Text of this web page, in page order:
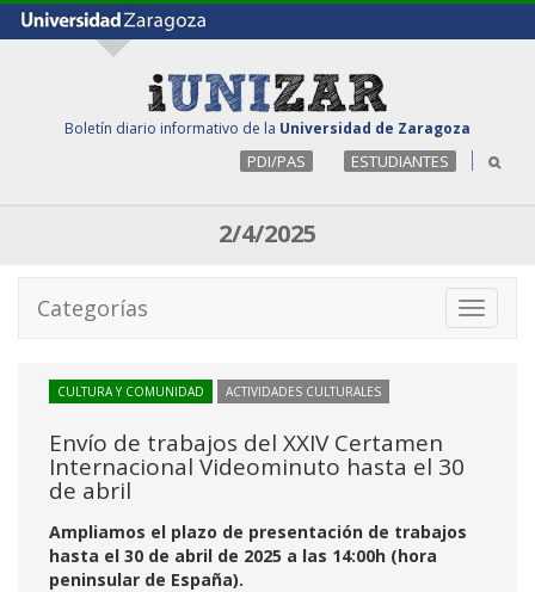
Boletín diario informativo de la Universidad de Zaragoza
PDI/PAS ESTUDIANTES
2/4/2025
Toggle
Categorías
CULTURA Y COMUNIDAD ACTIVIDADES CULTURALES
Envío de trabajos del XXIV Certamen
Internacional Videominuto hasta el 30
de abril
Ampliamos el plazo de presentación de trabajos
hasta el 30 de abril de 2025 a las 14:00h (hora
peninsular de España).